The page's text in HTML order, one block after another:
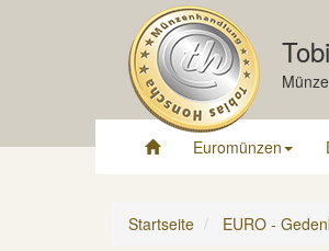
Euromünzen
Startseite EURO -